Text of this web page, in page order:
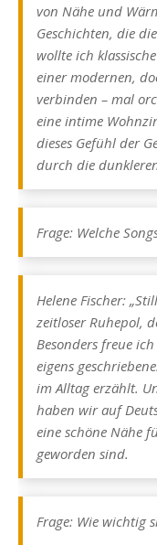
von Nähe und
Geschichten, die
wollte ich
einer modernen,
verbinden – mal
eine intime
dieses Gefühl der
durch die
Frage: Welche
Helene Fischer:
zeitloser Ruhepol,
Besonders freue
eigens
im Alltag erzählt.
haben wir auf
eine schöne Nähe
geworden sind.
Frage: Wie wichtig